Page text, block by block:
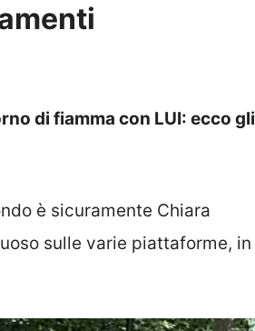
di fiamma con LUI: ecco gli
è sicuramente Chiara
sulle varie piattaforme, in